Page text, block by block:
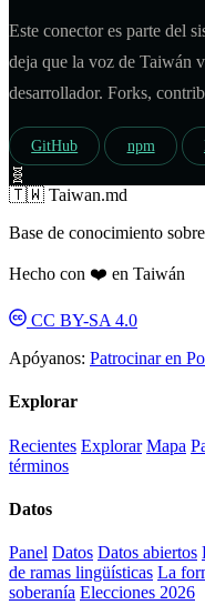
Este conector es parte del
deja que la voz de Taiwán
desarrollador. Forks,
GitHub npm
🧬
🇹🇼 Taiwan.md
Base de conocimiento
Hecho con ❤️ en Taiwán
CC BY-SA 4.0
Apóyanos: Patrocinar en
Explorar
Recientes Explorar Mapa
términos
Datos
Panel Datos Datos abiertos
de ramas lingüísticas La
soberanía Elecciones 2026